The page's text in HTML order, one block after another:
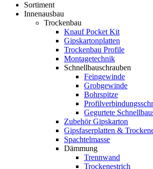
Sortiment
Innenausbau
Trockenbau
Knauf Pocket Kit
Gipskartonplatten
Trockenbau Profile
Montagetechnik
Schnellbauschrauben
Feingewinde
Grobgewinde
Bohrspitze
Gegurtete
Zubehör Gipskarton
Gipsfaserplatten &
Spachtelmasse
Dämmung
Trennwand
Trockenestrich